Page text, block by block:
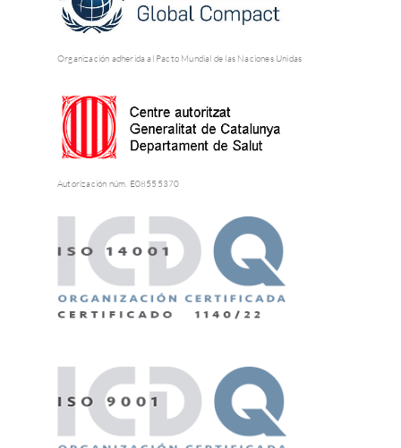
Organización adherida al Pacto Mundial de las Naciones Unidas
Autorización núm. E08555370